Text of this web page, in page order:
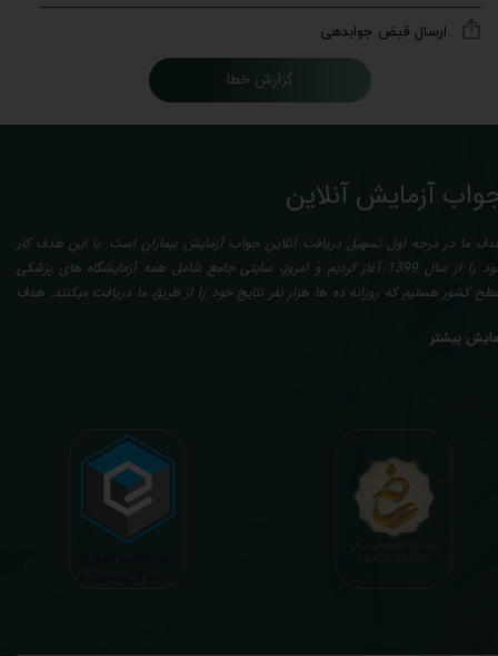
گزارش خطا
ارسال قبض جوابدهی
آزمایش آنلاین
ما در درجه اول تسهیل دریافت آنلاین جواب آزمایش بیماران است. با این هدف کار
خود را از سال 1399 آغاز کردیم و امروز، سایتی جامع شامل همه آزمایشگاه های پزشکی
کشور هستیم که روزانه ده ها هزار نفر نتایج خود را از طریق ما دریافت میکنند. هدف
با تایید و مهر پزشک متخصص) میباشد. رسالت ما در تفسیر، استخراج حداکثر
بیمه ها، افزایش تمایل افراد به انجام آزمایش (با دریافت اطلاعاتی دقیقتر، کاربردی، قابل
و شخصی سازی شده) میگردد. تا درنهایت به جامعه ای سالم تر برای تبدیل شدن به
پیشرفته (دیر و زود داره سوخت و سوز نداره...) برسیم. قابل ذکر است که جواب
آنلاین به نتایج هیچ یک از کاربران بصورت مستقیم دسترسی ندارد و موارد تفسیر نیز
با درخواست و ارسال خود کاربر انجام میگیرد و ما تابع اصول اخلاق پزشکی و حرفه ای
بیشتر